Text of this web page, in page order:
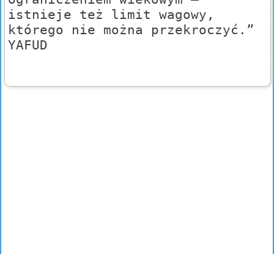
istnieje też limit wagowy,
którego nie można przekroczyć.”
YAFUD